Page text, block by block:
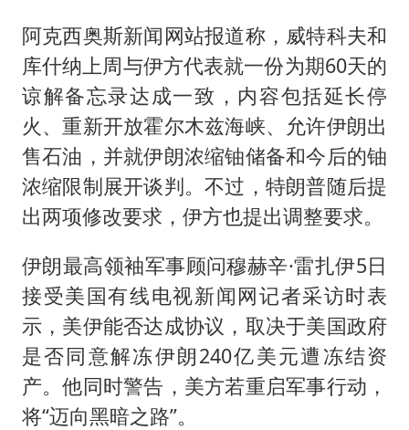
阿克西奥斯新闻网站报道称，威特科夫和
库什纳上周与伊方代表就一份为期60天的
谅解备忘录达成一致，内容包括延长停
火、重新开放霍尔木兹海峡、允许伊朗出
售石油，并就伊朗浓缩铀储备和今后的铀
浓缩限制展开谈判。不过，特朗普随后提
出两项修改要求，伊方也提出调整要求。
伊朗最高领袖军事顾问穆赫辛·雷扎伊5日
接受美国有线电视新闻网记者采访时表
示，美伊能否达成协议，取决于美国政府
是否同意解冻伊朗240亿美元遭冻结资
产。他同时警告，美方若重启军事行动，
将“迈向黑暗之路”。